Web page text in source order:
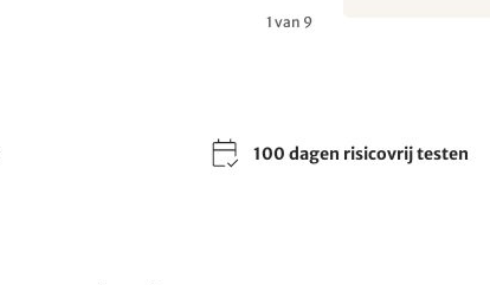
1 van 9
100 dagen risicovrij testen